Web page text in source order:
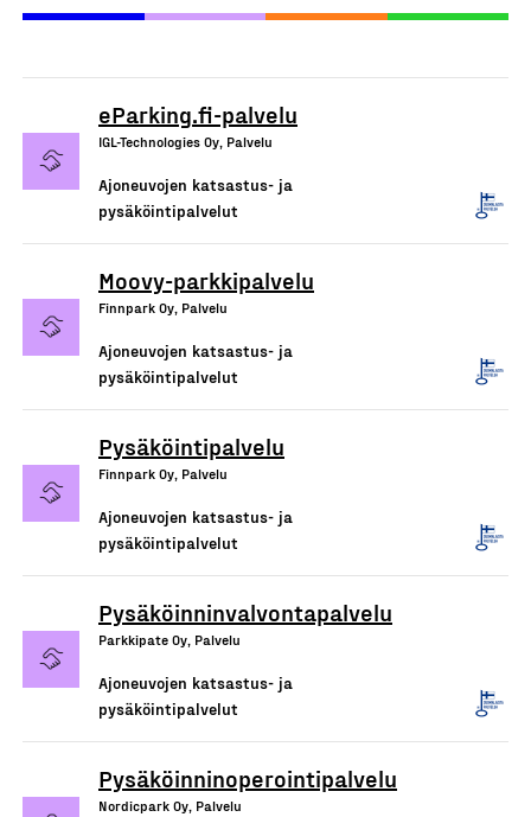
eParking.fi-palvelu
IGL-Technologies Oy, Palvelu
Ajoneuvojen katsastus- ja
pysäköintipalvelut
Moovy-parkkipalvelu
Finnpark Oy, Palvelu
Ajoneuvojen katsastus- ja
pysäköintipalvelut
Pysäköintipalvelu
Finnpark Oy, Palvelu
Ajoneuvojen katsastus- ja
pysäköintipalvelut
Pysäköinninvalvontapalvelu
Parkkipate Oy, Palvelu
Ajoneuvojen katsastus- ja
pysäköintipalvelut
Pysäköinninoperointipalvelu
Nordicpark Oy, Palvelu